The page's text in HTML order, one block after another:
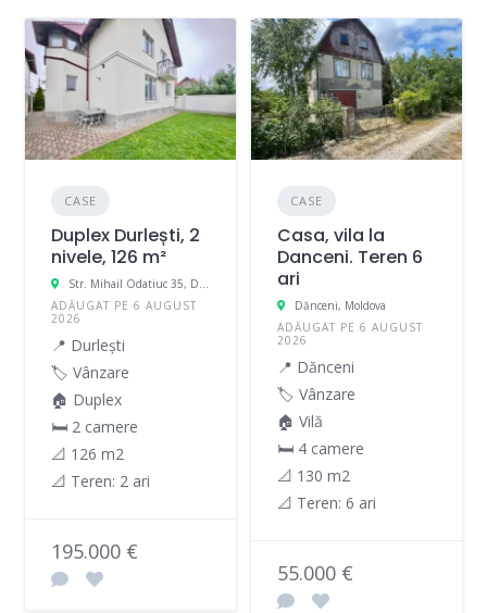
CASE
Duplex Durlești, 2
nivele, 126 m²
ADĂUGAT PE 6 AUGUST
2026
📍 Durlești
🏷️ Vânzare
🏠 Duplex
🛏 2 camere
📐 126 m2
📐 Teren: 2 ari
195.000 €
CASE
Casa, vila la
Danceni. Teren 6
ari
Dănceni, Moldova
ADĂUGAT PE 6 AUGUST
2026
📍 Dănceni
🏷️ Vânzare
🏠 Vilă
🛏 4 camere
📐 130 m2
📐 Teren: 6 ari
55.000 €